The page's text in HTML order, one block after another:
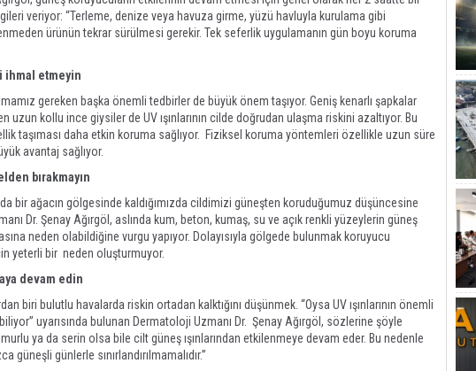
veriyor: “Terleme, denize veya havuza girme, yüzü havluyla kurulama gibi
ürünün tekrar sürülmesi gerekir. Tek seferlik uygulamanın gün boyu koruma
ihmal etmeyin
gereken başka önemli tedbirler de büyük önem taşıyor. Geniş kenarlı şapkalar
uzun kollu ince giysiler de UV ışınlarının cilde doğrudan ulaşma riskini azaltıyor. Bu
taşıması daha etkin koruma sağlıyor. Fiziksel koruma yöntemleri özellikle uzun süre
avantaj sağlıyor.
bırakmayın
bir ağacın gölgesinde kaldığımızda cildimizi güneşten koruduğumuz düşüncesine
Dr. Şenay Ağırgöl, aslında kum, beton, kumaş, su ve açık renkli yüzeylerin güneş
neden olabildiğine vurgu yapıyor. Dolayısıyla gölgede bulunmak koruyucu
yeterli bir neden oluşturmuyor.
devam edin
biri bulutlu havalarda riskin ortadan kalktığını düşünmek. “Oysa UV ışınlarının önemli
uyarısında bulunan Dermatoloji Uzmanı Dr. Şenay Ağırgöl, sözlerine şöyle
ya da serin olsa bile cilt güneş ışınlarından etkilenmeye devam eder. Bu nedenle
güneşli günlerle sınırlandırılmamalıdır.”